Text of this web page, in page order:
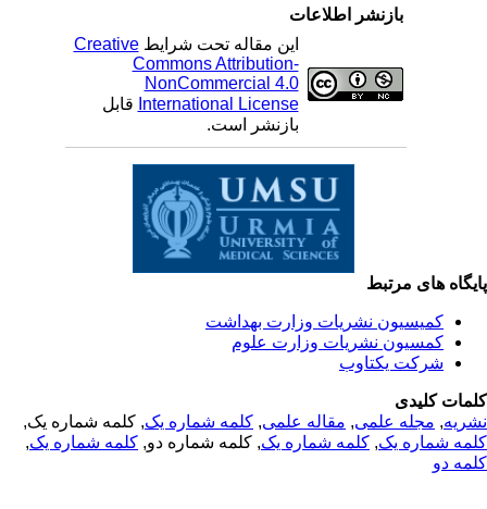
بازنشر اطلاعات
این مقاله تحت شرایطCreative
Commons Attribution-
NonCommercial 4.0
International Licenseقابل
بازنشر است.
های مرتبط
کمیسیون نشریات وزارت بهداشت
کمسیون نشریات وزارت علوم
شرکت یکتاوب
کلیدی
,مجله علمی, مقاله علمی, کلمه شماره یک, کلمه شماره یک,
شماره یک,کلمه شماره یک, کلمه شماره دو,کلمه شماره یک,
دو